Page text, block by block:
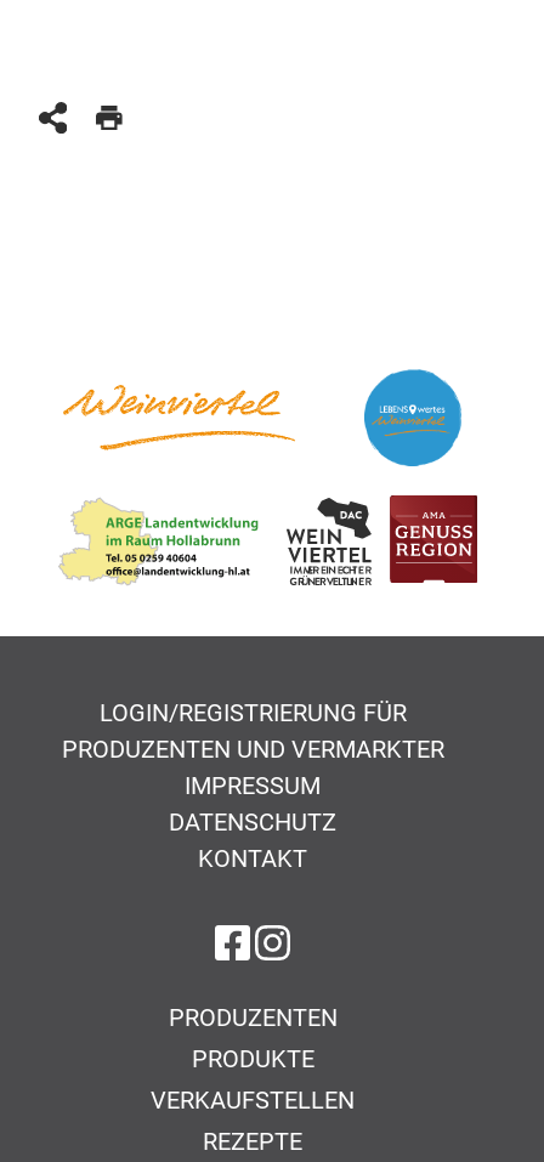
LOGIN/REGISTRIERUNG FÜR
PRODUZENTEN UND VERMARKTER
IMPRESSUM
DATENSCHUTZ
KONTAKT
auf Facebook
auf Instagram
PRODUZENTEN
PRODUKTE
VERKAUFSTELLEN
REZEPTE